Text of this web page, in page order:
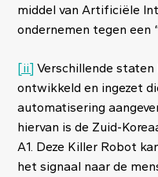
middel van Artificiële
ondernemen tegen een
[ii] Verschillende
ontwikkeld en ingezet
automatisering
hiervan is de Zuid-
A1. Deze Killer Robot
het signaal naar de